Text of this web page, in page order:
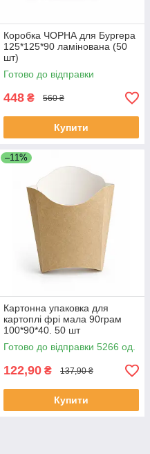
Коробка ЧОРНА для Бургера
125*125*90 ламінована (50
шт)
Готово до відправки
448 ₴ 560 ₴
Купити
–11%
Картонна упаковка для
картоплі фрі мала 90грам
100*90*40. 50 шт
Готово до відправки 5266 од.
122,90 ₴ 137,90 ₴
Купити